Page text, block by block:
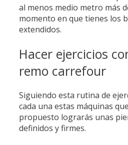
al menos medio metro más
momento en que tienes los
extendidos.
Hacer ejercicios
remo carrefour
Siguiendo esta rutina de
cada una estas máquinas
propuesto lograrás unas
definidos y firmes.